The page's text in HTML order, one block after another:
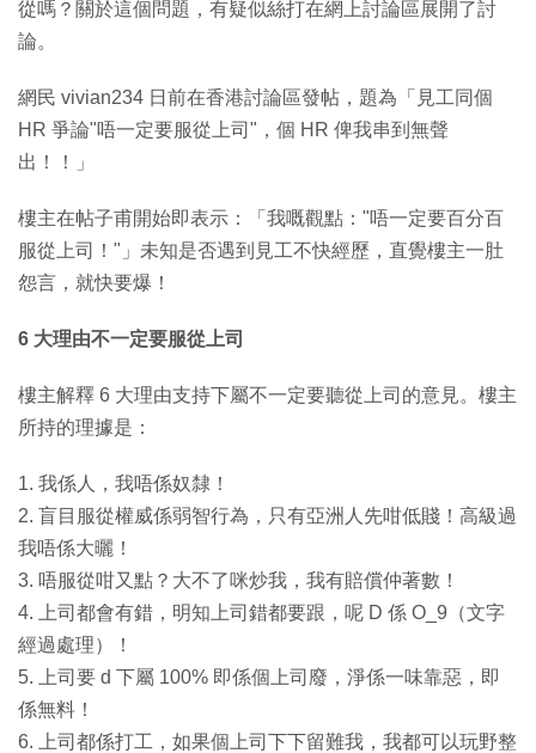
從嗎？關於這個問題，有疑似絲打在網上討論區展開了討
論。
網民 vivian234 日前在香港討論區發帖，題為「見工同個
HR 爭論"唔一定要服從上司"，個 HR 俾我串到無聲
出！！」
樓主在帖子甫開始即表示：「我嘅觀點："唔一定要百分百
服從上司！"」未知是否遇到見工不快經歷，直覺樓主一肚
怨言，就快要爆！
6 大理由不一定要服從上司
樓主解釋 6 大理由支持下屬不一定要聽從上司的意見。樓主
所持的理據是：
1. 我係人，我唔係奴隸！
2. 盲目服從權威係弱智行為，只有亞洲人先咁低賤！高級過
我唔係大曬！
3. 唔服從咁又點？大不了咪炒我，我有賠償仲著數！
4. 上司都會有錯，明知上司錯都要跟，呢 D 係 O_9（文字
經過處理）！
5. 上司要 d 下屬 100% 即係個上司廢，淨係一味靠惡，即
係無料！
6. 上司都係打工，如果個上司下下留難我，我都可以玩野整